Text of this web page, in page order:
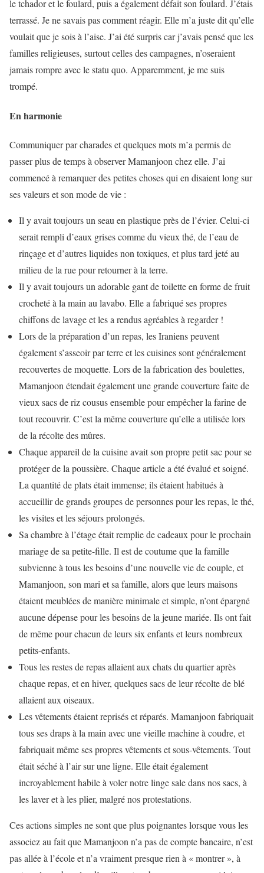
le tchador et le foulard, puis a également défait son foulard. J’étais
terrassé. Je ne savais pas comment réagir. Elle m’a juste dit qu’elle
voulait que je sois à l’aise. J’ai été surpris car j’avais pensé que les
familles religieuses, surtout celles des campagnes, n’oseraient
jamais rompre avec le statu quo. Apparemment, je me suis
trompé.
En harmonie
Communiquer par charades et quelques mots m’a permis de
passer plus de temps à observer Mamanjoon chez elle. J’ai
commencé à remarquer des petites choses qui en disaient long sur
ses valeurs et son mode de vie :
Il y avait toujours un seau en plastique près de l’évier. Celui-ci
serait rempli d’eaux grises comme du vieux thé, de l’eau de
rinçage et d’autres liquides non toxiques, et plus tard jeté au
milieu de la rue pour retourner à la terre.
Il y avait toujours un adorable gant de toilette en forme de fruit
crocheté à la main au lavabo. Elle a fabriqué ses propres
chiffons de lavage et les a rendus agréables à regarder !
Lors de la préparation d’un repas, les Iraniens peuvent
également s’asseoir par terre et les cuisines sont généralement
recouvertes de moquette. Lors de la fabrication des boulettes,
Mamanjoon étendait également une grande couverture faite de
vieux sacs de riz cousus ensemble pour empêcher la farine de
tout recouvrir. C’est la même couverture qu’elle a utilisée lors
de la récolte des mûres.
Chaque appareil de la cuisine avait son propre petit sac pour se
protéger de la poussière. Chaque article a été évalué et soigné.
La quantité de plats était immense; ils étaient habitués à
accueillir de grands groupes de personnes pour les repas, le thé,
les visites et les séjours prolongés.
Sa chambre à l’étage était remplie de cadeaux pour le prochain
mariage de sa petite-fille. Il est de coutume que la famille
subvienne à tous les besoins d’une nouvelle vie de couple, et
Mamanjoon, son mari et sa famille, alors que leurs maisons
étaient meublées de manière minimale et simple, n’ont épargné
aucune dépense pour les besoins de la jeune mariée. Ils ont fait
de même pour chacun de leurs six enfants et leurs nombreux
petits-enfants.
Tous les restes de repas allaient aux chats du quartier après
chaque repas, et en hiver, quelques sacs de leur récolte de blé
allaient aux oiseaux.
Les vêtements étaient reprisés et réparés. Mamanjoon fabriquait
tous ses draps à la main avec une vieille machine à coudre, et
fabriquait même ses propres vêtements et sous-vêtements. Tout
était séché à l’air sur une ligne. Elle était également
incroyablement habile à voler notre linge sale dans nos sacs, à
les laver et à les plier, malgré nos protestations.
Ces actions simples ne sont que plus poignantes lorsque vous les
associez au fait que Mamanjoon n’a pas de compte bancaire, n’est
pas allée à l’école et n’a vraiment presque rien à « montrer », à